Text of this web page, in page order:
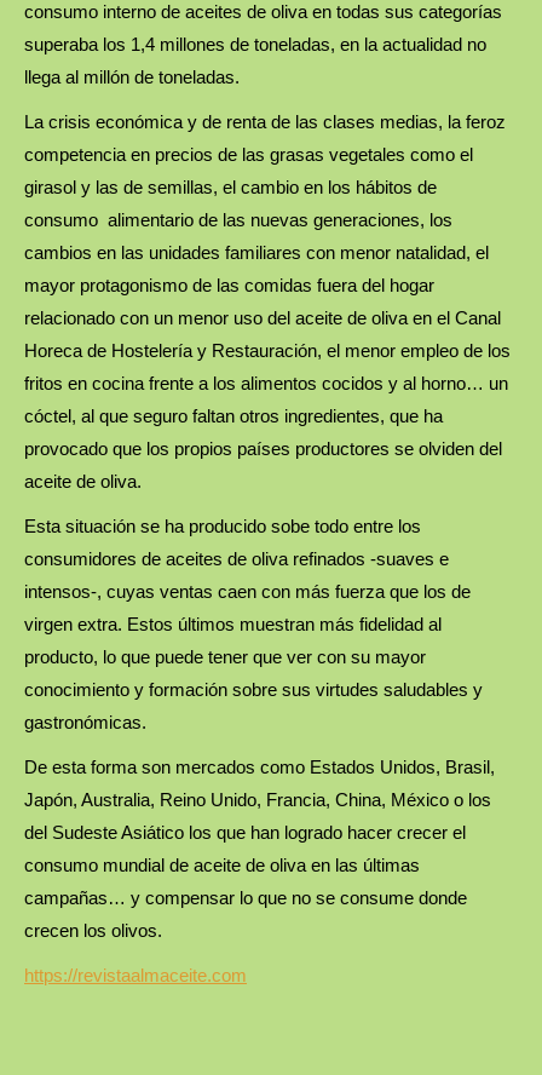
consumo interno de aceites de oliva en todas sus categorías
superaba los 1,4 millones de toneladas, en la actualidad no
llega al millón de toneladas.
La crisis económica y de renta de las clases medias, la feroz
competencia en precios de las grasas vegetales como el
girasol y las de semillas, el cambio en los hábitos de
consumo alimentario de las nuevas generaciones, los
cambios en las unidades familiares con menor natalidad, el
mayor protagonismo de las comidas fuera del hogar
relacionado con un menor uso del aceite de oliva en el Canal
Horeca de Hostelería y Restauración, el menor empleo de los
fritos en cocina frente a los alimentos cocidos y al horno… un
cóctel, al que seguro faltan otros ingredientes, que ha
provocado que los propios países productores se olviden del
aceite de oliva.
Esta situación se ha producido sobe todo entre los
consumidores de aceites de oliva refinados -suaves e
intensos-, cuyas ventas caen con más fuerza que los de
virgen extra. Estos últimos muestran más fidelidad al
producto, lo que puede tener que ver con su mayor
conocimiento y formación sobre sus virtudes saludables y
gastronómicas.
De esta forma son mercados como Estados Unidos, Brasil,
Japón, Australia, Reino Unido, Francia, China, México o los
del Sudeste Asiático los que han logrado hacer crecer el
consumo mundial de aceite de oliva en las últimas
campañas… y compensar lo que no se consume donde
crecen los olivos.
https://revistaalmaceite.com